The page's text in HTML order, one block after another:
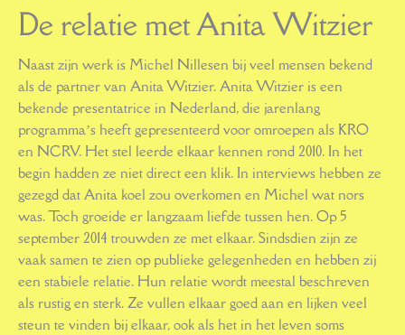
De relatie met Anita Witzier
Naast zijn werk is Michel Nillesen bij veel mensen bekend
als de partner van Anita Witzier. Anita Witzier is een
bekende presentatrice in Nederland, die jarenlang
programma’s heeft gepresenteerd voor omroepen als KRO
en NCRV. Het stel leerde elkaar kennen rond 2010. In het
begin hadden ze niet direct een klik. In interviews hebben ze
gezegd dat Anita koel zou overkomen en Michel wat nors
was. Toch groeide er langzaam liefde tussen hen. Op 5
september 2014 trouwden ze met elkaar. Sindsdien zijn ze
vaak samen te zien op publieke gelegenheden en hebben zij
een stabiele relatie. Hun relatie wordt meestal beschreven
als rustig en sterk. Ze vullen elkaar goed aan en lijken veel
steun te vinden bij elkaar, ook als het in het leven soms